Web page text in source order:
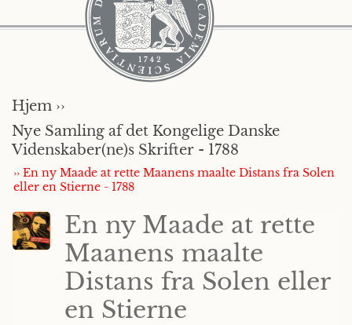
Hjem ››
Nye Samling af det Kongelige Danske
Videnskaber(ne)s Skrifter - 1788
›› En ny Maade at rette Maanens maalte Distans fra Solen
eller en Stierne - 1788
En ny Maade at rette
Maanens maalte
Distans fra Solen eller
en Stierne